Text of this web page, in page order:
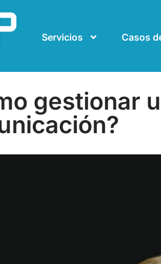
Servicios Casos
gestionar